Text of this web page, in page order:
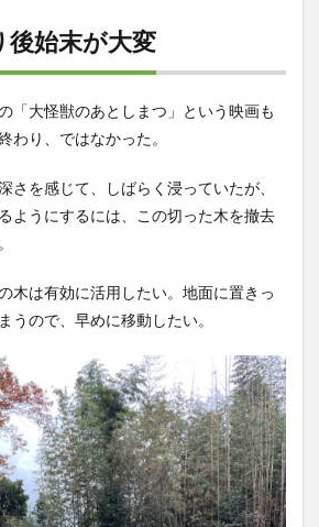
始末が大変
「大怪獣のあとしまつ」という映画も
わり、ではなかった。
を感じて、しばらく浸っていたが、
ようにするには、この切った木を撤去
木は有効に活用したい。地面に置きっ
うので、早めに移動したい。